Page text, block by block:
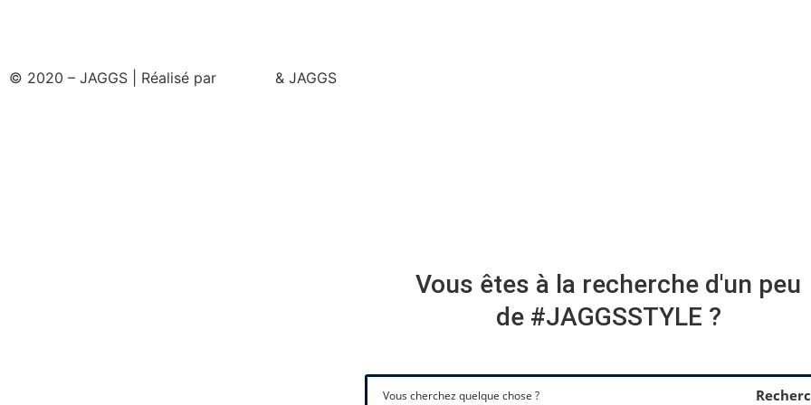
© 2020 – JAGGS | Réalisé par & JAGGS
Vous êtes à la recherche d'un peu
de #JAGGSSTYLE ?